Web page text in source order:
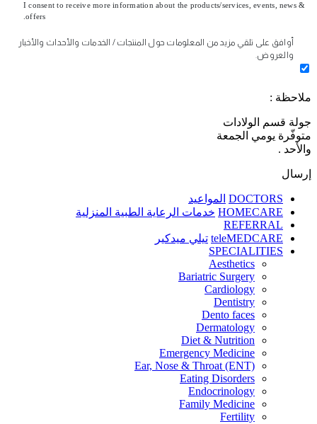
I consent to receive more information about the products/services, events, news &
offers.
أوافق على تلقي مزيد من المعلومات حول المنتجات / الخدمات والأحداث والأخبار
والعروض.
ملاحظة :
جولة قسم الولادات
متوفّرة يومي الجمعة
والأحد .
إرسال
DOCTORS المواعيد
HOMECARE خدمات الرعاية الطبية المنزلية
REFERRAL
teleMEDCARE تيلي ميدكير
SPECIALITIES
Aesthetics
Bariatric Surgery
Cardiology
Dentistry
Dento faces
Dermatology
Diet & Nutrition
Emergency Medicine
Ear, Nose & Throat (ENT)
Eating Disorders
Endocrinology
Family Medicine
Fertility